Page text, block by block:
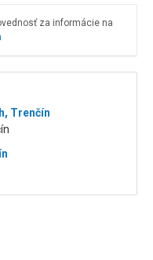
za informácie na
Trenčín